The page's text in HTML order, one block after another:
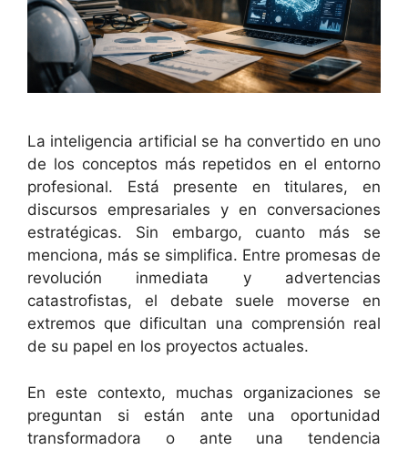
La inteligencia artificial se ha convertido en uno
de los conceptos más repetidos en el entorno
profesional. Está presente en titulares, en
discursos empresariales y en conversaciones
estratégicas. Sin embargo, cuanto más se
menciona, más se simplifica. Entre promesas de
revolución inmediata y advertencias
catastrofistas, el debate suele moverse en
extremos que dificultan una comprensión real
de su papel en los proyectos actuales.
En este contexto, muchas organizaciones se
preguntan si están ante una oportunidad
transformadora o ante una tendencia